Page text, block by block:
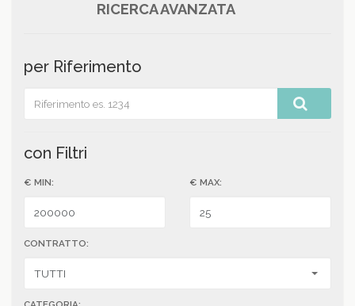
RICERCA AVANZATA
per Riferimento
con Filtri
€ MIN: € MAX:
CONTRATTO: